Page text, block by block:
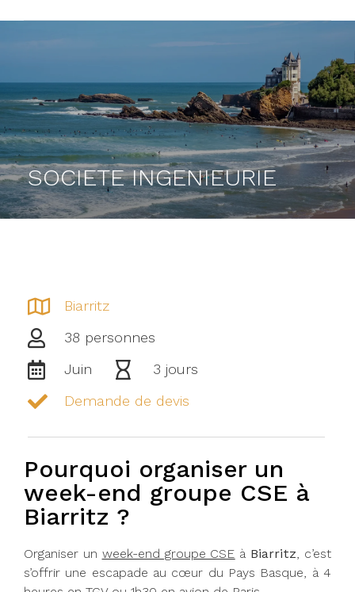
SOCIETE INGENIEURIE
Biarritz
38 personnes
Juin
3 jours
Demande de devis
Pourquoi organiser un
week-end groupe CSE à
Biarritz ?
Organiser un week-end groupe CSE à Biarritz, c’est
s’offrir une escapade au cœur du Pays Basque, à 4